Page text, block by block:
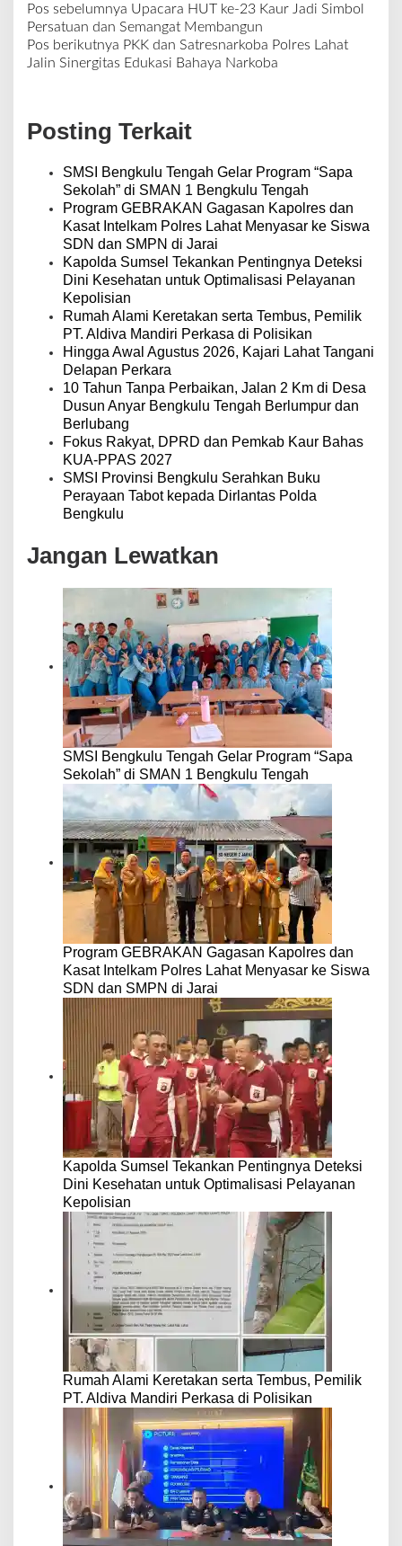
N
a
v
a
s
Pos sebelumnya Upacara HUT ke-23 Kaur Jadi Simbol
Persatuan dan Semangat Membangun
Pos berikutnya PKK dan Satresnarkoba Polres Lahat
Jalin Sinergitas Edukasi Bahaya Narkoba
Posting Terkait
SMSI Bengkulu Tengah Gelar Program “Sapa
Sekolah” di SMAN 1 Bengkulu Tengah
Program GEBRAKAN Gagasan Kapolres dan
Kasat Intelkam Polres Lahat Menyasar ke Siswa
SDN dan SMPN di Jarai
Kapolda Sumsel Tekankan Pentingnya Deteksi
Dini Kesehatan untuk Optimalisasi Pelayanan
Kepolisian
Rumah Alami Keretakan serta Tembus, Pemilik
PT. Aldiva Mandiri Perkasa di Polisikan
Hingga Awal Agustus 2026, Kajari Lahat Tangani
Delapan Perkara
10 Tahun Tanpa Perbaikan, Jalan 2 Km di Desa
Dusun Anyar Bengkulu Tengah Berlumpur dan
Berlubang
Fokus Rakyat, DPRD dan Pemkab Kaur Bahas
KUA-PPAS 2027
SMSI Provinsi Bengkulu Serahkan Buku
Perayaan Tabot kepada Dirlantas Polda
Bengkulu
Jangan Lewatkan
SMSI Bengkulu Tengah Gelar Program “Sapa
Sekolah” di SMAN 1 Bengkulu Tengah
Program GEBRAKAN Gagasan Kapolres dan
Kasat Intelkam Polres Lahat Menyasar ke Siswa
SDN dan SMPN di Jarai
Kapolda Sumsel Tekankan Pentingnya Deteksi
Dini Kesehatan untuk Optimalisasi Pelayanan
Kepolisian
Rumah Alami Keretakan serta Tembus, Pemilik
PT. Aldiva Mandiri Perkasa di Polisikan